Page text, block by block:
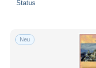
Status
Neu